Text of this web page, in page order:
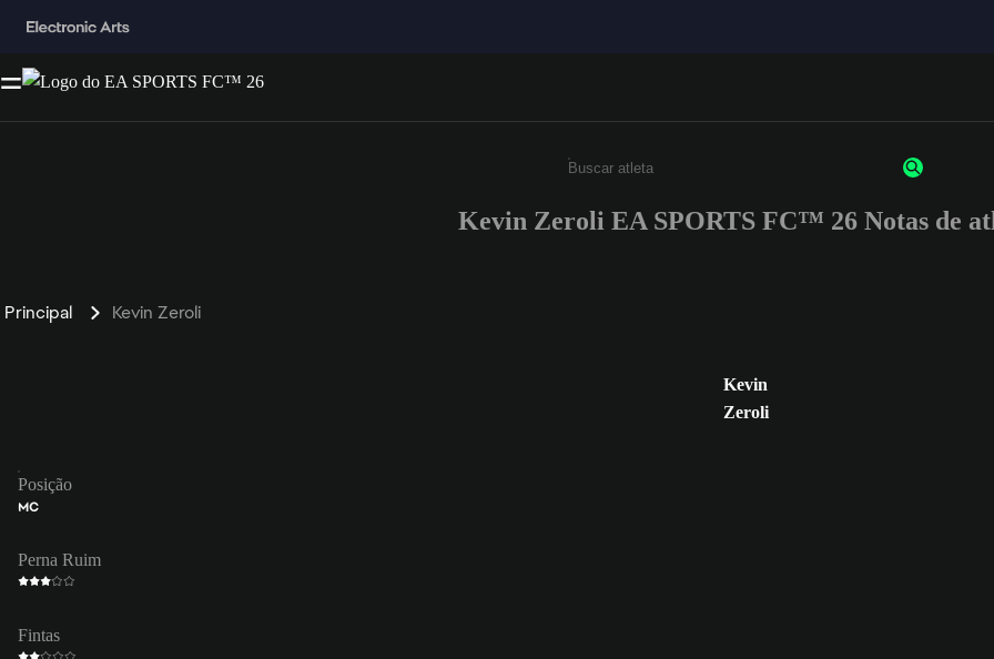
Insira pelo menos 3 caracteres ou números
Kevin Zeroli EA SPORTS FC™ 26 Notas de
Principal Kevin Zeroli
Kevin
Zeroli
Posição
MC
Perna Ruim
Fintas